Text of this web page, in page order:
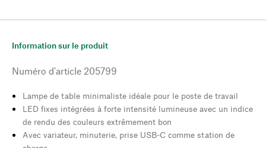
Information sur le produit
Numéro d'article 205799
Lampe de table minimaliste idéale pour le poste de travail
LED fixes intégrées à forte intensité lumineuse avec un indice
de rendu des couleurs extrêmement bon
Avec variateur, minuterie, prise USB-C comme station de